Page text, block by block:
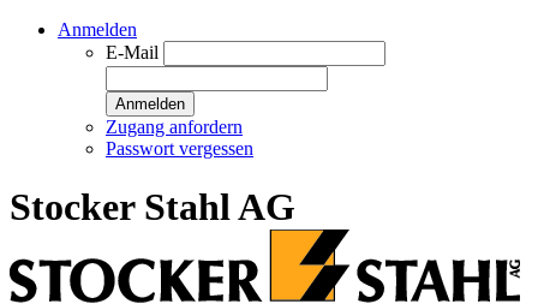
Anmelden
E-Mail
Anmelden
Zugang anfordern
Passwort vergessen
Stocker Stahl AG